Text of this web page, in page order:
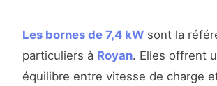
Les bornes de 7,4 kW sont la
particuliers à Royan. Elles offrent
équilibre entre vitesse de charge